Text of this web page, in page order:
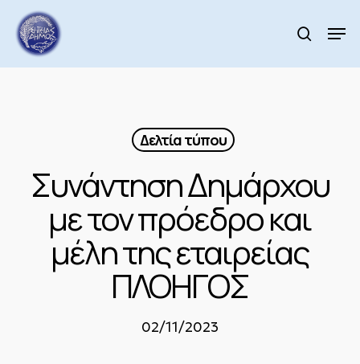
main
content
search
Δελτία τύπου
Συνάντηση Δημάρχου
με τον πρόεδρο και
μέλη της εταιρείας
ΠΛΟΗΓΟΣ
02/11/2023